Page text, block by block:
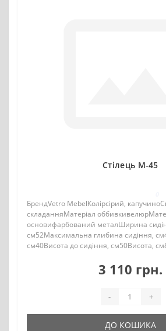
Стілець M-45
БрендVetro MebelКолірсірий,
складанняМатеріал
основифарбований металШирина
см52Максимальна глибина сидіння,
см40Висота до сидіння, см50Висота,
3 110 грн.
- +
ДО КОШИКА